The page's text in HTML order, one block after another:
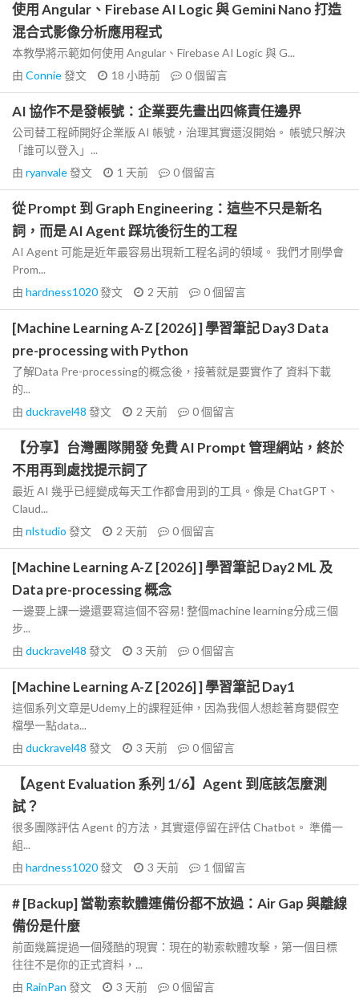
使用 Angular、Firebase AI Logic 與 Gemini Nano 打造
混合式影像分析應用程式
本教學將示範如何使用 Angular、Firebase AI Logic 與 G...
由 Connie發文 18 小時前 0個留言
AI 協作不是發帳號：企業要先畫出四條責任邊界
公司替工程師開好企業版 AI 帳號，治理其實還沒開始。 帳號只解決
「誰可以登入」...
由 ryanvale發文 1 天前 0個留言
從 Prompt 到 Graph Engineering：這些不只是新名
詞，而是 AI Agent 踩坑後衍生的工程
AI Agent 可能是近年最容易出現新工程名詞的領域。 我們才剛學會
Prom...
由 hardness1020發文 2 天前 0個留言
[Machine Learning A-Z [2026] ] 學習筆記 Day3 Data
pre-processing with Python
了解Data Pre-processing的概念後，接著就是要實作了 資料下載
的...
由 duckravel48 發文 2 天前 0個留言
【分享】台灣團隊開發 免費 AI Prompt 管理網站，終於
不用再到處找提示詞了
最近 AI 幾乎已經變成每天工作都會用到的工具。像是 ChatGPT、
Claud...
由 nlstudio 發文 2 天前 0個留言
[Machine Learning A-Z [2026] ] 學習筆記 Day2 ML 及
Data pre-processing 概念
一邊要上課一邊還要寫這個不容易! 整個machine learning分成三個
步...
由 duckravel48 發文 3 天前 0個留言
[Machine Learning A-Z [2026] ] 學習筆記 Day1
這個系列文章是Udemy上的課程延伸，因為我個人想趁著育嬰假空
檔學一點data...
由 duckravel48 發文 3 天前 0個留言
【Agent Evaluation 系列 1/6】Agent 到底該怎麼測
試？
很多團隊評估 Agent 的方法，其實還停留在評估 Chatbot。 準備一
組...
由 hardness1020發文 3 天前 1 個留言
# [Backup] 當勒索軟體連備份都不放過：Air Gap 與離線
備份是什麼
前面幾篇提過一個殘酷的現實：現在的勒索軟體攻擊，第一個目標
往往不是你的正式資料，...
由 RainPan 發文 3 天前 0個留言